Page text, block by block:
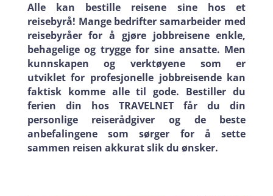
Alle kan bestille reisene sine hos et
reisebyrå! Mange bedrifter samarbeider med
reisebyråer for å gjøre jobbreisene enkle,
behagelige og trygge for sine ansatte. Men
kunnskapen og verktøyene som er
utviklet for profesjonelle jobbreisende kan
faktisk komme alle til gode. Bestiller du
ferien din hos TRAVELNET får du din
personlige reiserådgiver og de beste
anbefalingene som sørger for å sette
sammen reisen akkurat slik du ønsker.